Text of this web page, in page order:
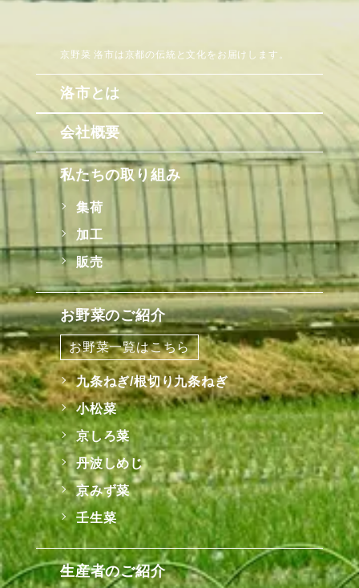
京野菜 洛市は京都の伝統と文化をお届けします。
洛市とは
会社概要
私たちの取り組み
集荷
加工
販売
お野菜のご紹介
お野菜一覧はこちら
九条ねぎ/根切り九条ねぎ
小松菜
京しろ菜
丹波しめじ
京みず菜
壬生菜
生産者のご紹介